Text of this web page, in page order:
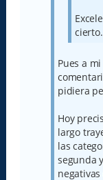
cierto.
Pues a
pidiera
Hoy
largo
las
segunda